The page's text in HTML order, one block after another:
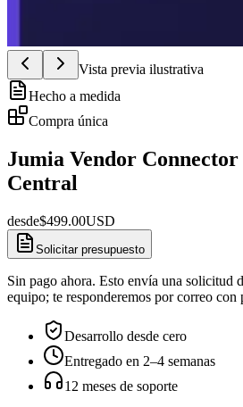
Vista previa ilustrativa
Hecho a medida
Compra única
Jumia Vendor Connector
Central
desde$499.00USD
Solicitar presupuesto
Sin pago ahora. Esto envía una solicitud
equipo; te responderemos por correo con
Desarrollo desde cero
Entregado en 2–4 semanas
12 meses de soporte